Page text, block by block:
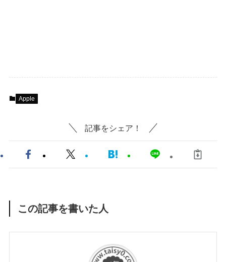
Apple
記事をシェア！
この記事を書いた人